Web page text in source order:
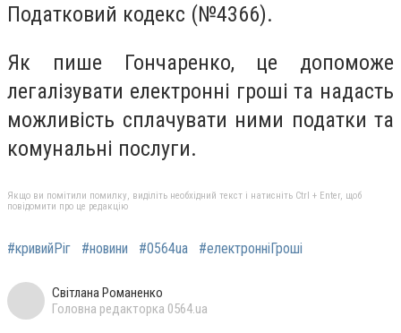
Податковий кодекс (№4366).
Як пише Гончаренко, це допоможе
легалізувати електронні гроші та надасть
можливість сплачувати ними податки та
комунальні послуги.
Якщо ви помітили помилку, виділіть необхідний текст і натисніть Ctrl + Enter, щоб
повідомити про це редакцію
#кривийРіг #новини #0564ua #електронніГроші
Світлана Романенко
Головна редакторка 0564.ua